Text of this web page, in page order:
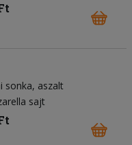
sonka aszalt
sajt